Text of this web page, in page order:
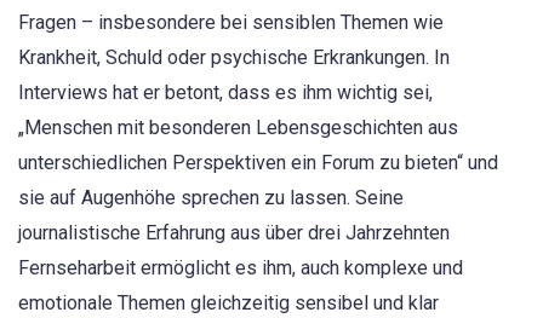
Fragen – insbesondere bei sensiblen Themen wie
Krankheit, Schuld oder psychische Erkrankungen. In
Interviews hat er betont, dass es ihm wichtig sei,
„Menschen mit besonderen Lebensgeschichten aus
unterschiedlichen Perspektiven ein Forum zu bieten“ und
sie auf Augenhöhe sprechen zu lassen. Seine
journalistische Erfahrung aus über drei Jahrzehnten
Fernseharbeit ermöglicht es ihm, auch komplexe und
emotionale Themen gleichzeitig sensibel und klar